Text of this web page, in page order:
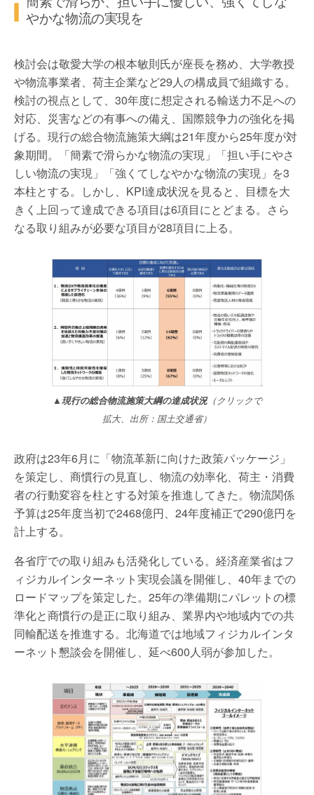
やかな物流の実現を
検討会は敬愛大学の根本敏則氏が座長を務め、大学教授
や物流事業者、荷主企業など29人の構成員で組織する。
検討の視点として、30年度に想定される輸送力不足への
対応、災害などの有事への備え、国際競争力の強化を掲
げる。現行の総合物流施策大綱は21年度から25年度が対
象期間。「簡素で滑らかな物流の実現」「担い手にやさ
しい物流の実現」「強くてしなやかな物流の実現」を3
本柱とする。しかし、KPI達成状況を見ると、目標を大
きく上回って達成できる項目は6項目にとどまる。さら
なる取り組みが必要な項目が28項目に上る。
▲現行の総合物流施策大綱の達成状況（クリックで
拡大、出所：国土交通省）
政府は23年6月に「物流革新に向けた政策パッケージ」
を策定し、商慣行の見直し、物流の効率化、荷主・消費
者の行動変容を柱とする対策を推進してきた。物流関係
予算は25年度当初で2468億円、24年度補正で290億円を
計上する。
各省庁での取り組みも活発化している。経済産業省はフ
ィジカルインターネット実現会議を開催し、40年までの
ロードマップを策定した。25年の準備期にパレットの標
準化と商慣行の是正に取り組み、業界内や地域内での共
同輸配送を推進する。北海道では地域フィジカルインタ
ーネット懇談会を開催し、延べ600人弱が参加した。